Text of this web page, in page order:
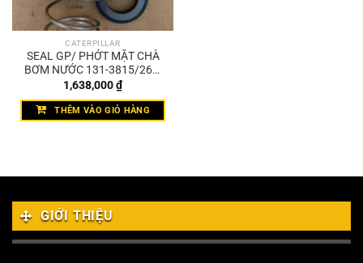
CATERPILLAR
SEAL GP/ PHỚT MẶT CHÀ
BƠM NƯỚC 131-3815/262-
4378
1,638,000₫
THÊM VÀO GIỎ HÀNG
GIỚI THIỆU